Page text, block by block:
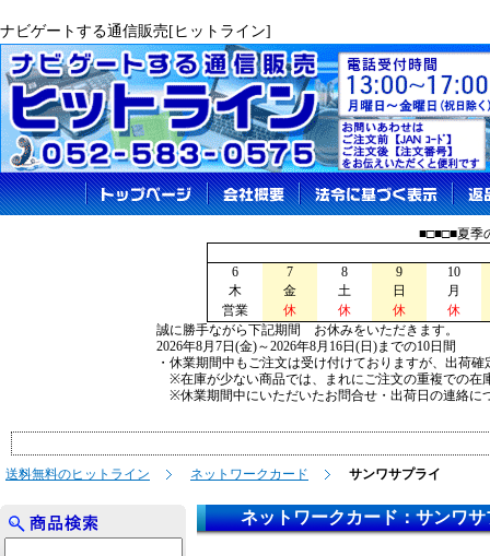
ナビゲートする通信販売[ヒットライン]
■□■□■夏季
6 7 8 9
10
木
金 土 日
月
営業
休 休 休
休
誠に勝手ながら下記期間 お休みをいただきます。
2026年8月7日(金)～2026年8月16日(日)までの10日間
・休業期間中もご注文は受け付けておりますが、出荷
※在庫が少ない商品では、まれにご注文の重複での在
※休業期間中にいただいたお問合せ・出荷日の連絡に
送料無料のヒットライン ネットワークカード サンワサプライ
ネットワークカード：サンワサ